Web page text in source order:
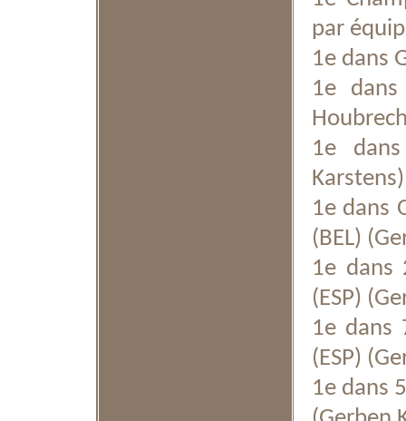
par
1e dans
1e
1e
Karstens)
1e dans
(BEL)
1e dans
(ESP)
1e dans
(ESP)
1e dans